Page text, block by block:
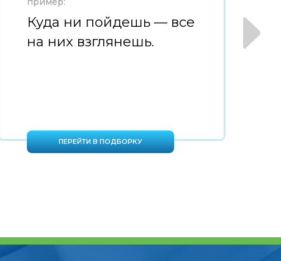
Куда ни пойдешь — все
на них взглянешь.
ПЕРЕЙТИ В ПОДБОРКУ